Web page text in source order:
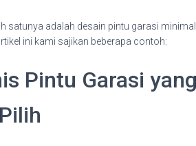
adalah desain pintu garasi
ini kami sajikan beberapa contoh:
Pintu Garasi